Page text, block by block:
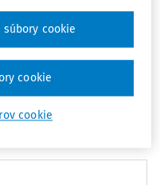
daňového
sa daňové exekučné
exekučného titulu, a
exekučného
cookie
cookie
cookie